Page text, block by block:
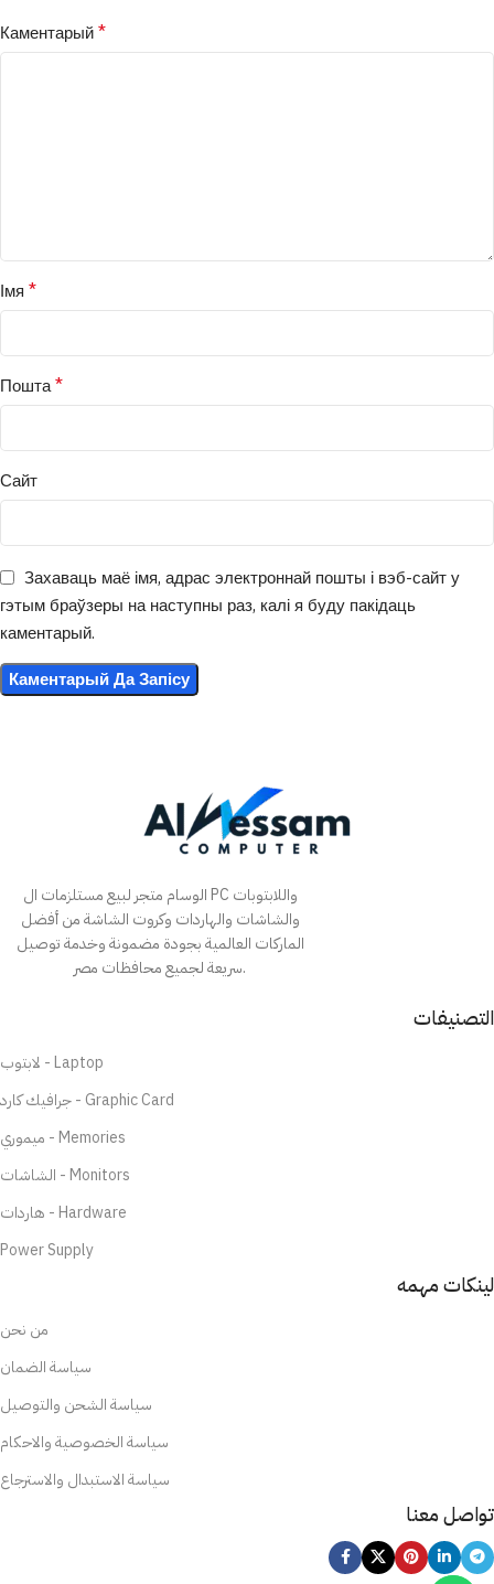
Каментарый*
Імя *
Пошта*
Сайт
Захаваць маё імя, адрас электроннай пошты і вэб-сайт у
гэтым браўзеры на наступны раз, калі я буду пакідаць
каментарый.
الوسام متجر لبيع مستلزمات ال PC واللابتوبات
والشاشات والهاردات وكروت الشاشة من أفضل
الماركات العالمية بجودة مضمونة وخدمة توصيل
سريعة لجميع محافظات مصر.
التصنيفات
لابتوب - Laptop
جرافيك كارد - Graphic Card
ميموري - Memories
الشاشات - Monitors
هاردات - Hardware
Power Supply
لينكات مهمه
من نحن
سياسة الضمان
سياسة الشحن والتوصيل
سياسة الخصوصية والاحكام
سياسة الاستبدال والاسترجاع
تواصل معنا